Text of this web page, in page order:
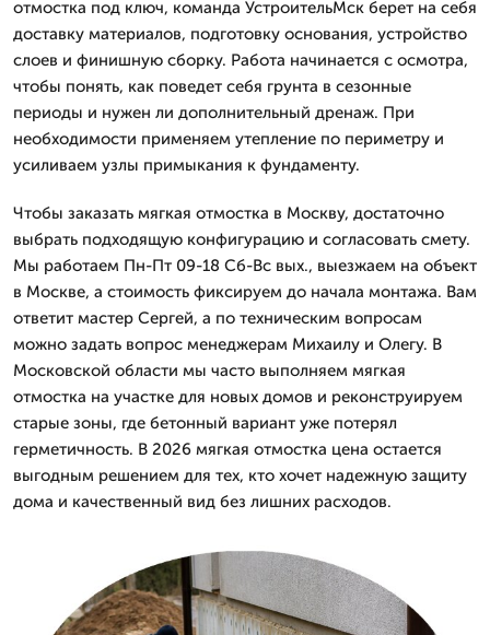
отмостка под ключ, команда УстроительМск берет на себя
доставку материалов, подготовку основания, устройство
слоев и финишную сборку. Работа начинается с осмотра,
чтобы понять, как поведет себя грунта в сезонные
периоды и нужен ли дополнительный дренаж. При
необходимости применяем утепление по периметру и
усиливаем узлы примыкания к фундаменту.
Чтобы заказать мягкая отмостка в Москву, достаточно
выбрать подходящую конфигурацию и согласовать смету.
Мы работаем Пн-Пт 09-18 Сб-Вс вых., выезжаем на объект
в Москве, а стоимость фиксируем до начала монтажа. Вам
ответит мастер Сергей, а по техническим вопросам
можно задать вопрос менеджерам Михаилу и Олегу. В
Московской области мы часто выполняем мягкая
отмостка на участке для новых домов и реконструируем
старые зоны, где бетонный вариант уже потерял
герметичность. В 2026 мягкая отмостка цена остается
выгодным решением для тех, кто хочет надежную защиту
дома и качественный вид без лишних расходов.